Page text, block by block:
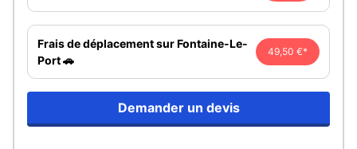
Frais de déplacement sur Fontaine-Le-
Port 🚗
49,50 €*
Demander un devis